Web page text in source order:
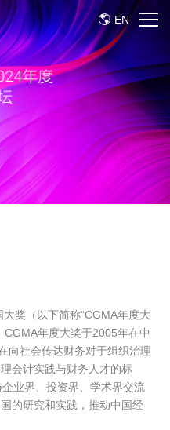
EN
奖（以下简称“CGMA年度大
CGMA年度大奖于2005年在中
向社会传达财务对于组织治理
会计实践与财务人才的标
业界、投资界、学术界交流
的研究和实践，推动中国经